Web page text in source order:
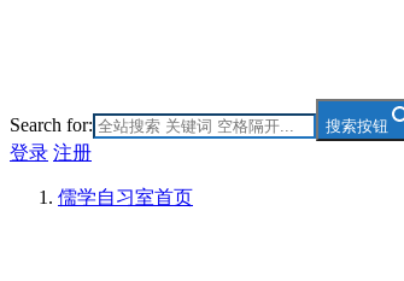
Search for: 搜索按钮
登录 注册
儒学自习室首页